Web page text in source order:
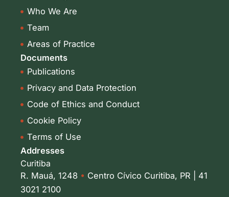
Who We Are
Team
Areas of Practice
Documents
Publications
Privacy and Data Protection
Code of Ethics and Conduct
Cookie Policy
Terms of Use
Addresses
Curitiba
R. Mauá, 1248 • Centro Cívico Curitiba, PR | 41
3021 2100